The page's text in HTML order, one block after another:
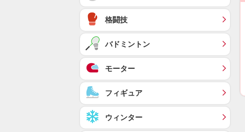
格闘技
バドミントン
モーター
フィギュア
ウィンター